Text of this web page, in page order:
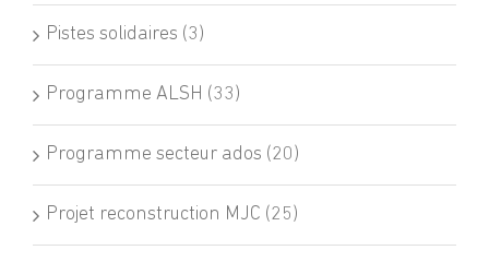
Pistes solidaires (3)
Programme ALSH (33)
Programme secteur ados (20)
Projet reconstruction MJC (25)